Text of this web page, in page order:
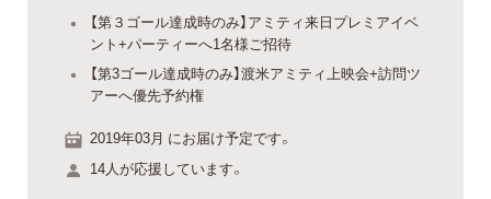
【第３ゴール達成時のみ】アミティ来日プレミアイベ
ント+パーティーへ1名様ご招待
【第3ゴール達成時のみ】渡米アミティ上映会+訪問ツ
アーへ優先予約権
2019年03月 にお届け予定です。
14人が応援しています。